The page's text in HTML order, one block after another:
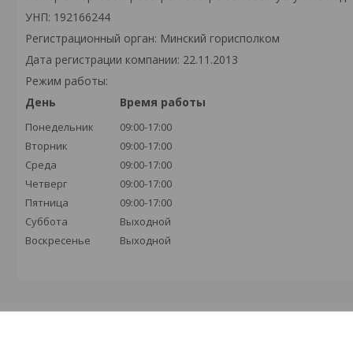
УНП: 192166244
Регистрационный орган: Минский горисполком
Дата регистрации компании: 22.11.2013
Режим работы:
День
Время работы
Понедельник
09:00-17:00
Вторник
09:00-17:00
Среда
09:00-17:00
Четверг
09:00-17:00
Пятница
09:00-17:00
Суббота
Выходной
Воскресенье
Выходной